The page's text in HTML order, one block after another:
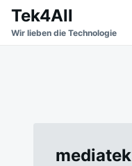
SkipSearch
for:
Tek4All
Wir lieben die Technologie
mediatek